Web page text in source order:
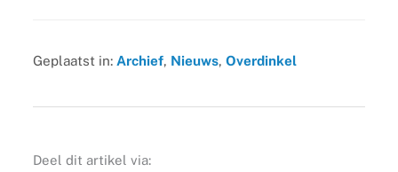
Geplaatst in: Archief, Nieuws, Overdinkel
Deel dit artikel via: